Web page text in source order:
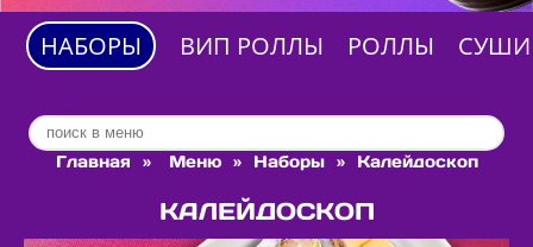
НАБОРЫ ВИП РОЛЛЫ РОЛЛЫ СУШИ
Главная » Меню» Наборы» Калейдоскоп
КАЛЕЙДОСКОП